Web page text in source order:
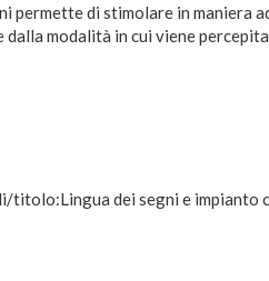
permette di stimolare in maniera
modalità in cui viene percepita
dei segni e impianto